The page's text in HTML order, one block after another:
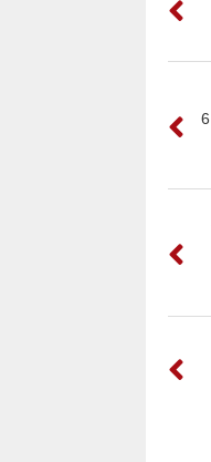
إفريقيا وكأس الكونفدرالية ستجري في 6